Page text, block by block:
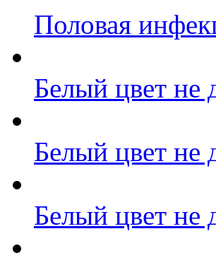
Половая
Белый цвет не
Белый цвет не
Белый цвет не